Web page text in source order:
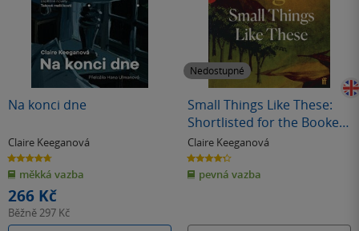
Na konci dne
Claire Keeganová
4.7
z
5
hvězdiček
měkká vazba
266 Kč
Běžně297 Kč
Nedostupné
Small Things Like These:
Shortlisted for the Booker
Prize 2022
Claire Keeganová
4.3
z
5
hvězdiček
pevná vazba